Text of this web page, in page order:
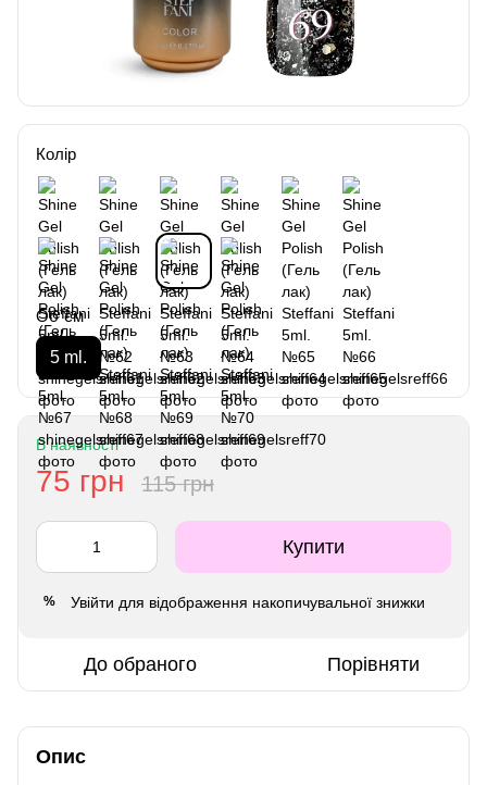
Колір
Об`єм
5 ml.
В наявності
75 грн 115 грн
Купити
% Увійти для відображення накопичувальної знижки
До обраного Порівняти
Опис